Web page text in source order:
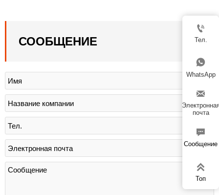
СООБЩЕНИЕ

Тел.

WhatsApp

почта

Сообщение

Топ